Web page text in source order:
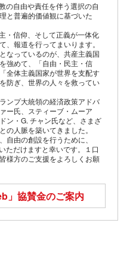
の自由や責任を伴う選択の自
と普遍的価値観に基づいた
・信仰、そして正義が一体化
、報道を行ってまいります。
なっているのが、共産主義国
強めて、「自由・民主・信
全体主義国家が世界を支配す
防ぎ、世界の人々を救ってい
ンプ大統領の経済政策アドバ
ー氏、スティーブ・ムーア
ン・G. チャン氏など、さまざ
の人脈を築いてきました。
自由の創設を行うために、
ただけますと幸いです。１口
様方のご支援をよろしくお願
」 協賛金のご案内